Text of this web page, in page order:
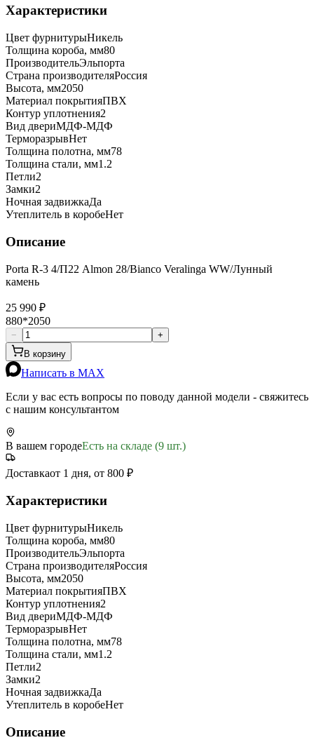
Характеристики
Цвет фурнитурыНикель
Толщина короба, мм80
ПроизводительЭльпорта
Страна производителяРоссия
Высота, мм2050
Материал покрытияПВХ
Контур уплотнения2
Вид двериМДФ-МДФ
ТерморазрывНет
Толщина полотна, мм78
Толщина стали, мм1.2
Петли2
Замки2
Ночная задвижкаДа
Утеплитель в коробеНет
Описание
Porta R-3 4/П22 Almon 28/Bianco Veralinga WW/Лунный
камень
25 990 ₽
880*2050
−
+
В корзину
Написать в MAX
Если у вас есть вопросы по поводу данной модели - свяжитесь
с нашим консультантом
В вашем городеЕсть на складе (9 шт.)
Доставкаот 1 дня, от 800 ₽
Характеристики
Цвет фурнитурыНикель
Толщина короба, мм80
ПроизводительЭльпорта
Страна производителяРоссия
Высота, мм2050
Материал покрытияПВХ
Контур уплотнения2
Вид двериМДФ-МДФ
ТерморазрывНет
Толщина полотна, мм78
Толщина стали, мм1.2
Петли2
Замки2
Ночная задвижкаДа
Утеплитель в коробеНет
Описание